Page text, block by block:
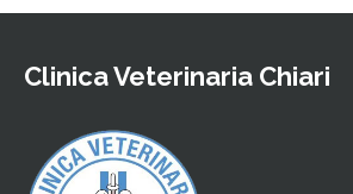
Clinica Veterinaria Chiari